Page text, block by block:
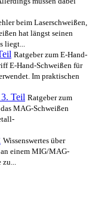
beim Laserschweißen,
hat längst seinen
liegt...
Ratgeber zum E-Hand-
E-Hand-Schweißen für
Im praktischen
Teil Ratgeber zum
MAG-Schweißen
Wissenswertes über
einem MIG/MAG-
zu...